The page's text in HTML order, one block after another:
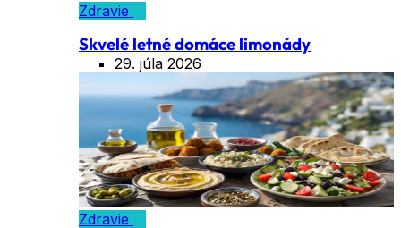
Zdravie
Skvelé letné domáce limonády
29. júla 2026
Zdravie